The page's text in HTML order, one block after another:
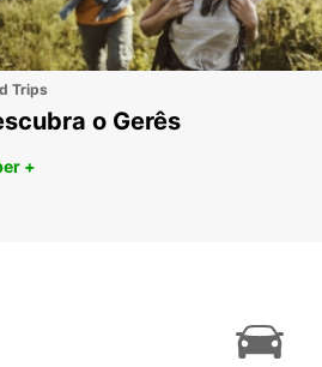
Trips
o Gerês
+